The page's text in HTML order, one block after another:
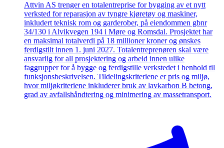
Attvin AS trenger en totalentreprise for bygging av et nytt
verksted for reparasjon av tyngre kjøretøy og maskiner,
inkludert teknisk rom og garderober, på eiendommen gbnr
34/130 i Alvikvegen 194 i Møre og Romsdal. Prosjektet har
en maksimal totalverdi på 18 millioner kroner og ønskes
ferdigstilt innen 1. juni 2027. Totalentreprenøren skal være
ansvarlig for all prosjektering og arbeid innen ulike
faggrupper for å bygge og ferdigstille verkstedet i henhold til
funksjonsbeskrivelsen. Tildelingskriteriene er pris og miljø,
hvor miljøkriteriene inkluderer bruk av lavkarbon B betong,
grad av avfallshåndtering og minimering av massetransport.